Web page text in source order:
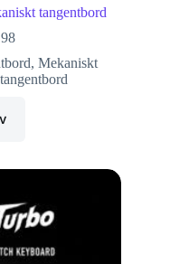
tangentbord
,Mekaniskt